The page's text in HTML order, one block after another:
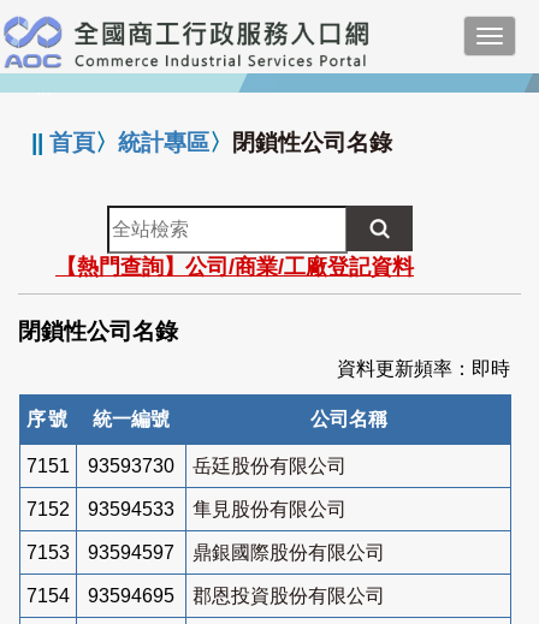
跳
到
主
要
:::
||首頁〉統計專區〉 閉鎖性公司名錄
全
站
檢
索
【熱門查詢】公司/商業/工廠登記資料
閉鎖性公司名錄
資料更新頻率：即時
序號 統一編號 公司名稱
7151 93593730 岳廷股份有限公司
7152 93594533 隼見股份有限公司
7153 93594597 鼎銀國際股份有限公司
7154 93594695 郡恩投資股份有限公司